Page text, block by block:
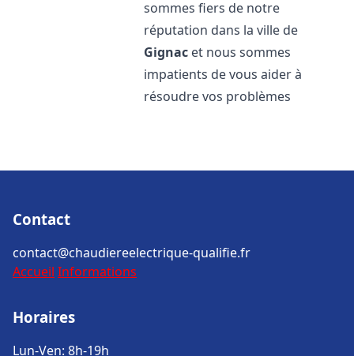
sommes fiers de notre
réputation dans la ville de
Gignac et nous sommes
impatients de vous aider à
résoudre vos problèmes
Contact
contact@chaudiereelectrique-qualifie.fr
Accueil Informations
Horaires
Lun-Ven: 8h-19h